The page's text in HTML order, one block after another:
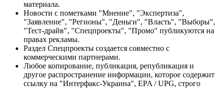
материала.
Новости с пометками "Мнение", "Экспертиза",
"Заявление", "Регионы", "Деньги", "Власть", "Выборы",
"Тест-драйв", "Спецпроекты", "Промо" публикуются на
правах рекламы.
Раздел Спецпроекты создается совместно с
коммерческими партнерами.
Любое копирование, публикация, републикация и
другое распространение информации, которое содержит
ссылку на "Интерфакс-Украина", EPA / UPG, строго